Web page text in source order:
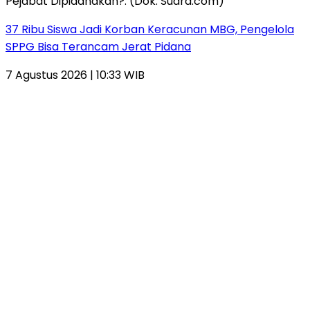
37 Ribu Siswa Jadi Korban Keracunan MBG, Pengelola
SPPG Bisa Terancam Jerat Pidana
7 Agustus 2026 | 10:33 WIB